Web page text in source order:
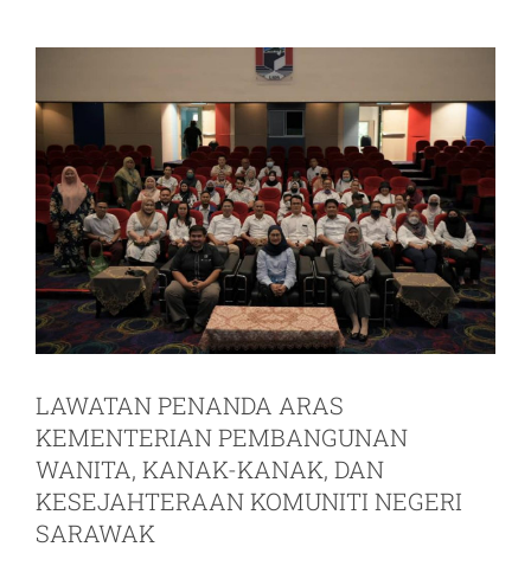
LAWATAN PENANDA ARAS
KEMENTERIAN PEMBANGUNAN
WANITA, KANAK-KANAK, DAN
KESEJAHTERAAN KOMUNITI NEGERI
SARAWAK